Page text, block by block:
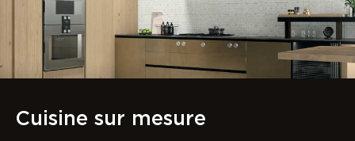
Cuisine sur mesure